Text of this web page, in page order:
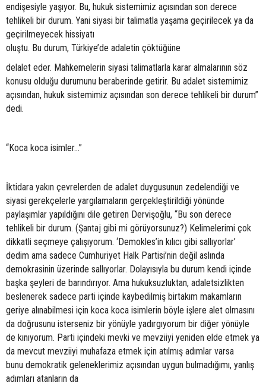
endişesiyle yaşıyor. Bu, hukuk sistemimiz açısından son derece
tehlikeli bir durum. Yani siyasi bir talimatla yaşama geçirilecek ya da
geçirilmeyecek hissiyatı
oluştu. Bu durum, Türkiye’de adaletin çöktüğüne
delalet eder. Mahkemelerin siyasi talimatlarla karar almalarının söz
konusu olduğu durumunu beraberinde getirir. Bu adalet sistemimiz
açısından, hukuk sistemimiz açısından son derece tehlikeli bir durum”
dedi.
“Koca koca isimler…”
İktidara yakın çevrelerden de adalet duygusunun zedelendiği ve
siyasi gerekçelerle yargılamaların gerçekleştirildiği yönünde
paylaşımlar yapıldığını dile getiren Dervişoğlu, “Bu son derece
tehlikeli bir durum. (Şantaj gibi mi görüyorsunuz?) Kelimelerimi çok
dikkatli seçmeye çalışıyorum. ‘Demokles’in kılıcı gibi sallıyorlar’
dedim ama sadece Cumhuriyet Halk Partisi’nin değil aslında
demokrasinin üzerinde sallıyorlar. Dolayısıyla bu durum kendi içinde
başka şeyleri de barındırıyor. Ama hukuksuzluktan, adaletsizlikten
beslenerek sadece parti içinde kaybedilmiş birtakım makamların
geriye alınabilmesi için koca koca isimlerin böyle işlere alet olmasını
da doğrusunu isterseniz bir yönüyle yadırgıyorum bir diğer yönüyle
de kınıyorum. Parti içindeki mevki ve mevziiyi yeniden elde etmek ya
da mevcut mevziiyi muhafaza etmek için atılmış adımlar varsa
bunu demokratik geleneklerimiz açısından uygun bulmadığımı, yanlış
adımları atanların da